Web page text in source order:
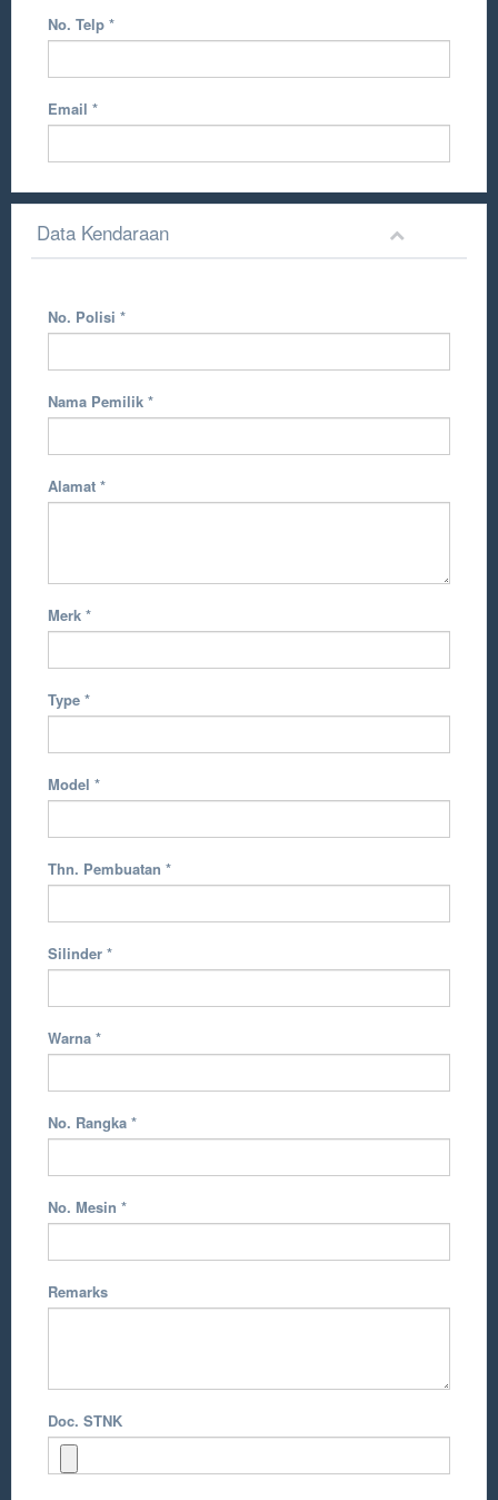
No. Telp *
Email *
Data Kendaraan
No. Polisi *
Nama Pemilik *
Alamat *
Merk *
Type *
Model *
Thn. Pembuatan *
Silinder *
Warna *
No. Rangka *
No. Mesin *
Remarks
Doc. STNK